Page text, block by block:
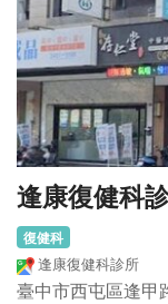
逢康復健科
復健科
逢康復健科診所
臺中市西屯區逢甲